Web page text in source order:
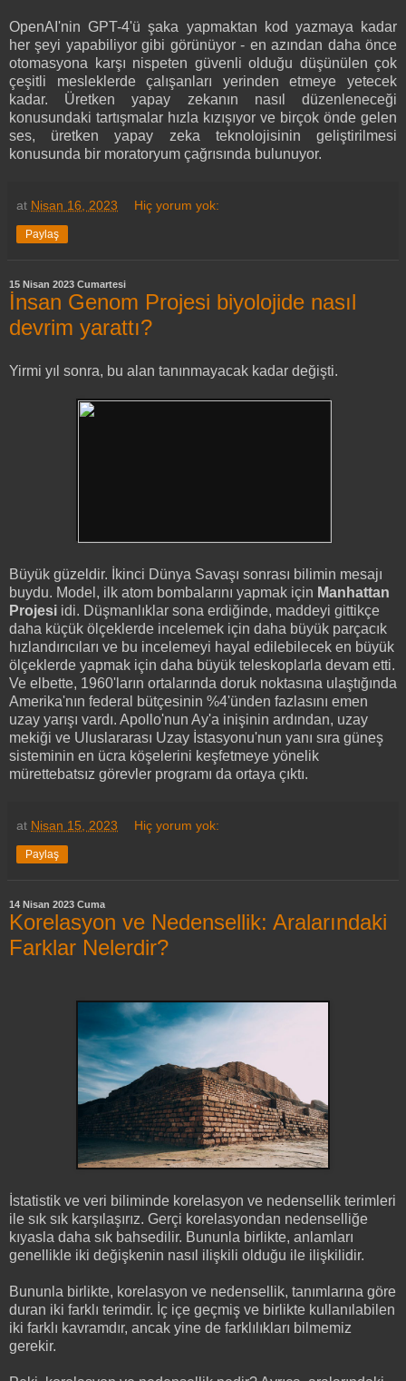
OpenAI'nin GPT-4'ü şaka yapmaktan kod yazmaya kadar
her şeyi yapabiliyor gibi görünüyor - en azından daha önce
otomasyona karşı nispeten güvenli olduğu düşünülen çok
çeşitli mesleklerde çalışanları yerinden etmeye yetecek
kadar. Üretken yapay zekanın nasıl düzenleneceği
konusundaki tartışmalar hızla kızışıyor ve birçok önde gelen
ses, üretken yapay zeka teknolojisinin geliştirilmesi
konusunda bir moratoryum çağrısında bulunuyor.
at Nisan 16, 2023 Hiç yorum yok:
Paylaş
15 Nisan 2023 Cumartesi
İnsan Genom Projesi biyolojide nasıl
devrim yarattı?
Yirmi yıl sonra, bu alan tanınmayacak kadar değişti.
Büyük güzeldir. İkinci Dünya Savaşı sonrası bilimin mesajı
buydu. Model, ilk atom bombalarını yapmak için Manhattan
Projesi idi. Düşmanlıklar sona erdiğinde, maddeyi gittikçe
daha küçük ölçeklerde incelemek için daha büyük parçacık
hızlandırıcıları ve bu incelemeyi hayal edilebilecek en büyük
ölçeklerde yapmak için daha büyük teleskoplarla devam etti.
Ve elbette, 1960'ların ortalarında doruk noktasına ulaştığında
Amerika'nın federal bütçesinin %4'ünden fazlasını emen
uzay yarışı vardı. Apollo'nun Ay'a inişinin ardından, uzay
mekiği ve Uluslararası Uzay İstasyonu'nun yanı sıra güneş
sisteminin en ücra köşelerini keşfetmeye yönelik
mürettebatsız görevler programı da ortaya çıktı.
at Nisan 15, 2023 Hiç yorum yok:
Paylaş
14 Nisan 2023 Cuma
Korelasyon ve Nedensellik: Aralarındaki
Farklar Nelerdir?
İstatistik ve veri biliminde korelasyon ve nedensellik terimleri
ile sık sık karşılaşırız. Gerçi korelasyondan nedenselliğe
kıyasla daha sık bahsedilir. Bununla birlikte, anlamları
genellikle iki değişkenin nasıl ilişkili olduğu ile ilişkilidir.
Bununla birlikte, korelasyon ve nedensellik, tanımlarına göre
duran iki farklı terimdir. İç içe geçmiş ve birlikte kullanılabilen
iki farklı kavramdır, ancak yine de farklılıkları bilmemiz
gerekir.